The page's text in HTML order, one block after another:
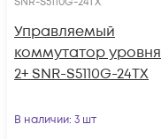
Управляемый
коммутатор уровня
2+ SNR-S5110G-24TX
В наличии: 3 шт